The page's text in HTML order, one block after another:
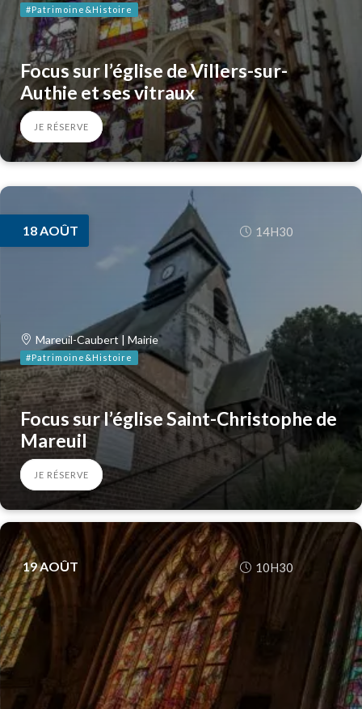
#Patrimoine&Histoire
Focus sur l’église de Villers-sur-
Authie et ses vitraux
JE RÉSERVE
18 AOÛT 14H30
Mareuil-Caubert | Mairie
#Patrimoine&Histoire
Focus sur l’église Saint-Christophe de
Mareuil
JE RÉSERVE
19AOÛT 10H30